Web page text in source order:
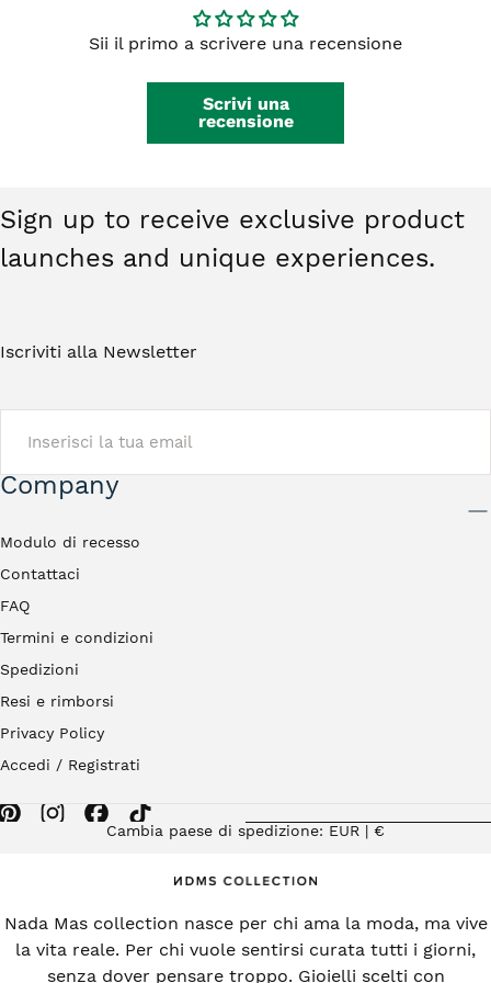
confezione originale. Gli orecchini non
rientrano nel diritto di recesso. Ti basterà
Sii il primo a scrivere una recensione
Scrivi una
recensione
Sign up to receive exclusive product
launches and unique experiences.
Iscriviti alla Newsletter
EMAIL
Company
Modulo di recesso
Contattaci
FAQ
Termini e condizioni
Spedizioni
Resi e rimborsi
Privacy Policy
Accedi / Registrati
Cambia paese di spedizione: EUR | €
Nada Mas collection nasce per chi ama la moda, ma vive
la vita reale. Per chi vuole sentirsi curata tutti i giorni,
senza dover pensare troppo. Gioielli scelti con